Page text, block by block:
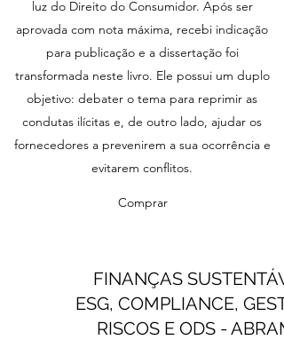
luz do Direito do Consumidor. Após ser
aprovada com nota máxima, recebi indicação
para publicação e a dissertação foi
transformada neste livro. Ele possui um duplo
objetivo: debater o tema para reprimir as
condutas ilícitas e, de outro lado, ajudar os
fornecedores a prevenirem a sua ocorrência e
evitarem conflitos.
Comprar
FINANÇAS
ESG, COMPLIANCE,
RISCOS E ODS -